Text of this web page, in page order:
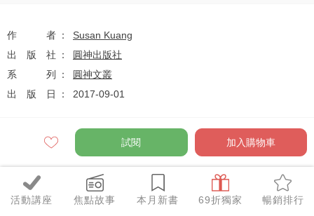
活動講座 焦點故事 本月新書 69折獨家 暢銷排行
作者
Susan Kuang
出版社
圓神出版社
系列
圓神文叢
出版日
2017-09-01
定價 $280
優惠價 折
試閱 加入購物車